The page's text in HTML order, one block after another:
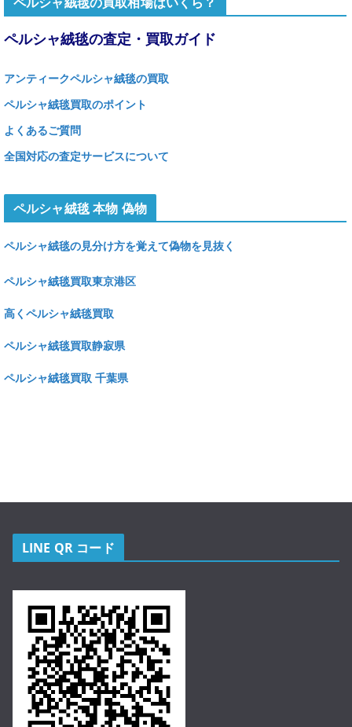
ペルシャ絨毯の査定・買取ガイド
アンティークペルシャ絨毯の買取
ペルシャ絨毯買取のポイント
よくあるご質問
全国対応の査定サービスについて
ペルシャ絨毯 本物 偽物
ペルシャ絨毯の見分け方を覚えて偽物を見抜く
ペルシャ絨毯買取東京港区
高くペルシャ絨毯買取
ペルシャ絨毯買取静寂県
ペルシャ絨毯買取 千葉県
LINE QR コード